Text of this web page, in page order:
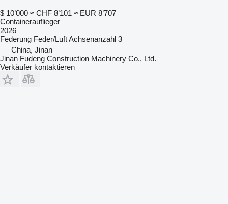
$ 10’000 ≈ CHF 8’101 ≈ EUR 8’707
Containerauflieger
2026
Federung Feder/LuftAchsenanzahl 3
China, Jinan
Jinan Fudeng Construction Machinery Co., Ltd.
Verkäufer kontaktieren